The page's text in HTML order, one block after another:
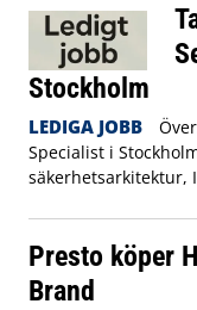
Stockholm
LEDIGA JOBB
Specialist i
säkerhetsarkitektur,
Presto köper
Brand